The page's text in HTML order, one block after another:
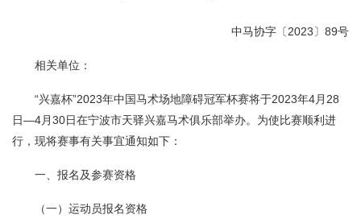
中马协字〔2023〕89号
相关单位：
“兴嘉杯”2023年中国马术场地障碍冠军杯赛将于2023年4月28
日—4月30日在宁波市天驿兴嘉马术俱乐部举办。为使比赛顺利进
行，现将赛事有关事宜通知如下：
一、报名及参赛资格
（一）运动员报名资格